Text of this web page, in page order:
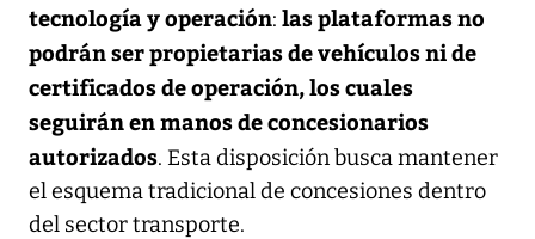
tecnología y operación: las plataformas no
podrán ser propietarias de vehículos ni de
certificados de operación, los cuales
seguirán en manos de concesionarios
autorizados. Esta disposición busca mantener
el esquema tradicional de concesiones dentro
del sector transporte.